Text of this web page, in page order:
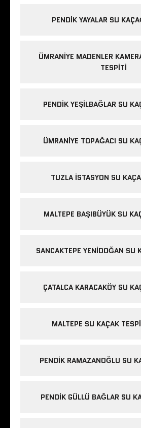
PENDIK YAYALAR SU
ÜMRANIYE MADENLER
TESPITI
PENDIK YEŞILBAĞLAR SU
ÜMRANIYE TOPAĞACI SU
TUZLA İSTASYON SU
MALTEPE BAŞIBÜYÜK SU
SANCAKTEPE YENIDOĞAN SU
ÇATALCA KARACAKÖY SU
MALTEPE SU KAÇAK
PENDIK RAMAZANOĞLU SU
PENDIK GÜLLÜ BAĞLAR SU